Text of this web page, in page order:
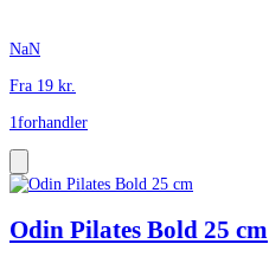
NaN
Fra 19 kr.
1forhandler
Odin Pilates Bold 25 cm